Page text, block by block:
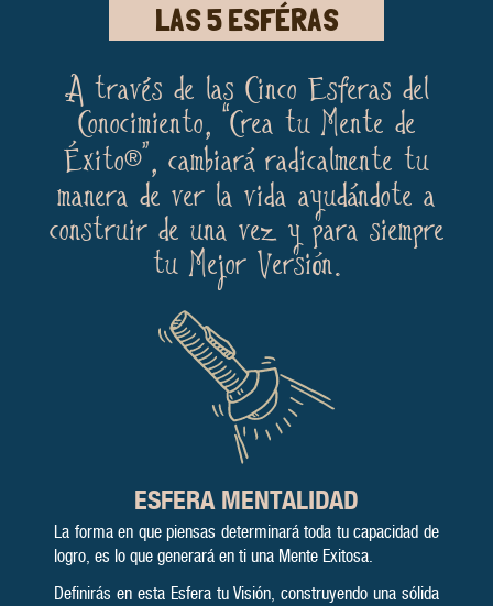
LAS 5 ESFÉRAS
A través de las Cinco Esferas del
Conocimiento, “Crea tu Mente de
Éxito®”, cambiará radicalmente tu
manera de ver la vida ayudándote a
construir de una vez y para siempre
tu Mejor Versión.
ESFERA MENTALIDAD
La forma en que piensas deter­mina­rá toda tu capa­cidad de
logro, es lo que gene­rará en ti una Men­te Exi­tosa.
Defini­rás en esta Esfera tu Visión, cons­truyen­do una sólida